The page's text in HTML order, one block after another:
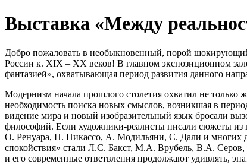
Выставка «Между
Добро пожаловать в необыкновенный, порой
России к. XIX – XX веков! В главном экспозиционном
фантазией», охватывающая период развития данного
Модернизм начала прошлого столетия охватил не только
необходимость поиска новых смыслов, возникшая в
видение мира и новый изобразительный язык бросали
философий. Если художники-реалисты писали сюжеты из
О. Ренуара, П. Пикассо, А. Модильяни, С. Дали и многих
спокойствия» стали Л.С. Бакст, М.А. Врубель, В.А.
и его современные ответвления продолжают удивлять,